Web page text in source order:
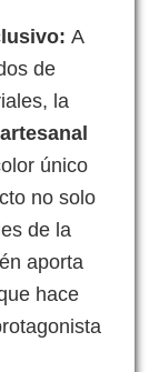
A
de
la
único
no solo
de la
aporta
hace